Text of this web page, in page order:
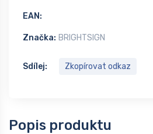
EAN:
Značka: BRIGHTSIGN
Sdílej: Zkopírovat odkaz
Popis produktu